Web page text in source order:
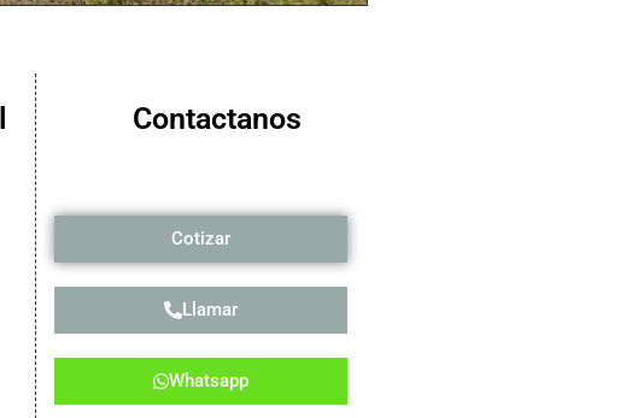
Contactanos
Cotizar
Llamar
Whatsapp